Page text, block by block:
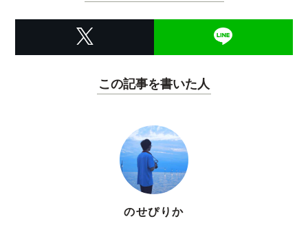
この記事を書いた人
のせぴりか